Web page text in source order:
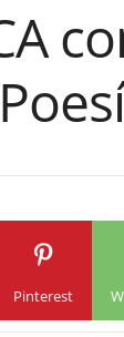
Pinterest